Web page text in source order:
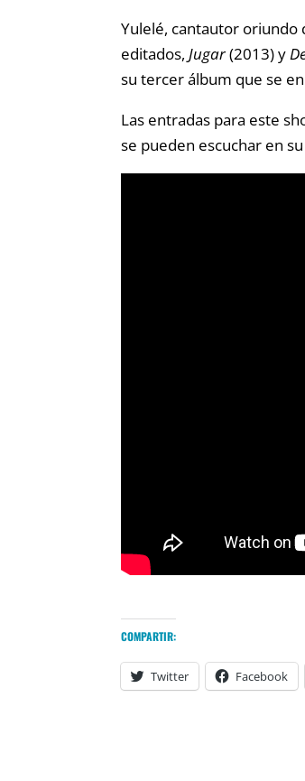
Yulelé, cantautor oriundo
editados,Jugar(2013) y
su tercer álbum que se
Las entradas para este
se pueden escuchar en su
COMPARTIR:
Twitter Facebook